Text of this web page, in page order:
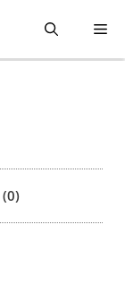
메
(0)